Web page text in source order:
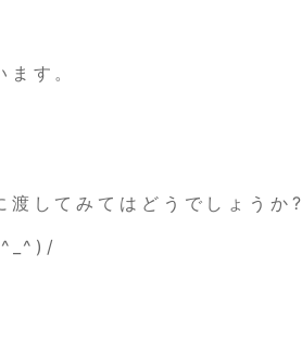
す。
してみてはどうでしょうか?